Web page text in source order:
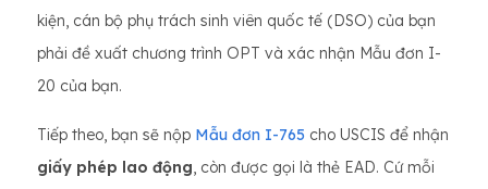
kiện, cán bộ phụ trách sinh viên quốc tế (DSO) của bạn
phải đề xuất chương trình OPT và xác nhận Mẫu đơn I-
20 của bạn.
Tiếp theo, bạn sẽ nộp Mẫu đơn I-765 cho USCIS để nhận
giấy phép lao động, còn được gọi là thẻ EAD. Cứ mỗi